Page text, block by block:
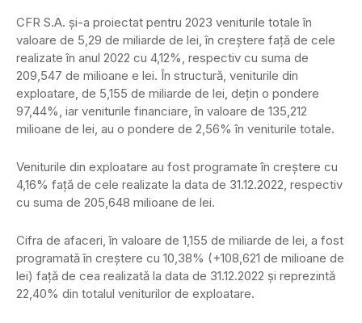
CFR S.A. şi-a proiectat pentru 2023 veniturile totale în
valoare de 5,29 de miliarde de lei, în creştere faţă de cele
realizate în anul 2022 cu 4,12%, respectiv cu suma de
209,547 de milioane e lei. În structură, veniturile din
exploatare, de 5,155 de miliarde de lei, deţin o pondere
97,44%, iar veniturile financiare, în valoare de 135,212
milioane de lei, au o pondere de 2,56% în veniturile totale.
Veniturile din exploatare au fost programate în creştere cu
4,16% faţă de cele realizate la data de 31.12.2022, respectiv
cu suma de 205,648 milioane de lei.
Cifra de afaceri, în valoare de 1,155 de miliarde de lei, a fost
programată în creştere cu 10,38% (+108,621 de milioane de
lei) faţă de cea realizată la data de 31.12.2022 şi reprezintă
22,40% din totalul veniturilor de exploatare.